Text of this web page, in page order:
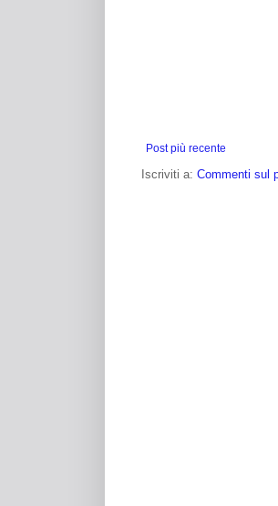
Post più recente
Iscriviti a: Commenti sul